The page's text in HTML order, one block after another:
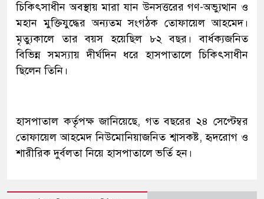
চিকিৎসাধীন অবস্থায় মারা যান উনসত্তরের গণ-অভ্যুত্থান ও
মহান মুক্তিযুদ্ধের অন্যতম সংগঠক তোফায়েল আহমেদ।
মৃত্যুকালে তার বয়স হয়েছিল ৮২ বছর। বার্ধক্যজনিত
বিভিন্ন সমস্যায় দীর্ঘদিন ধরে হাসপাতালে চিকিৎসাধীন
ছিলেন তিনি।
হাসপাতাল কর্তৃপক্ষ জানিয়েছে, গত বছরের ২৪ সেপ্টেম্বর
তোফায়েল আহমেদ নিউমোনিয়াজনিত শ্বাসকষ্ট, হৃদরোগ ও
শারীরিক দুর্বলতা নিয়ে হাসপাতালে ভর্তি হন।